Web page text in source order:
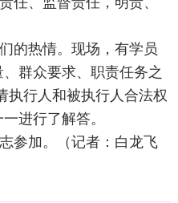
热情。现场，有学员
群众要求、职责任务之
执行人和被执行人合法权
进行了解答。
加。（记者：白龙飞